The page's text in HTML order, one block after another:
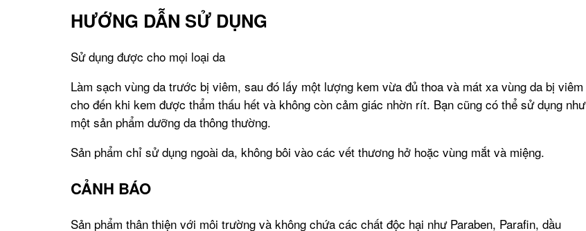
HƯỚNG DẪN SỬ DỤNG
Sử dụng được cho mọi loại da
Làm sạch vùng da trước bị viêm, sau đó lấy một lượng kem vừa đủ thoa và mát xa vùng da bị viêm
cho đến khi kem được thẩm thấu hết và không còn cảm giác nhờn rít. Bạn cũng có thể sử dụng như
một sản phẩm dưỡng da thông thường.
Sản phẩm chỉ sử dụng ngoài da, không bôi vào các vết thương hở hoặc vùng mắt và miệng.
CẢNH BÁO
Sản phẩm thân thiện với môi trường và không chứa các chất độc hại như Paraben, Parafin, dầu